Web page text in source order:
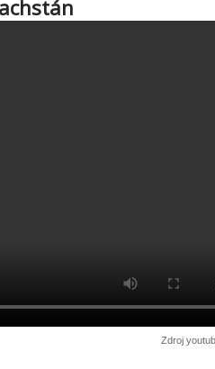
Zdroj